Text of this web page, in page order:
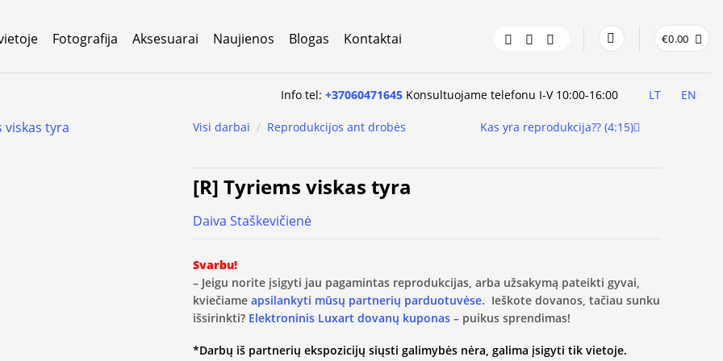
Fotografija Aksesuarai Naujienos Blogas Kontaktai €0.00
Info tel:+37060471645 Konsultuojame telefonu I-V 10:00-16:00 LT EN
Visi darbai / Reprodukcijos ant drobės Kas yra reprodukcija?? (4:15)
[R] Tyriems viskas tyra
Daiva Staškevičienė
Svarbu!
– Jeigu norite įsigyti jau pagamintas reprodukcijas, arba užsakymą pateikti gyvai,
kviečiame apsilankyti mūsų partnerių parduotuvėse. Ieškote dovanos, tačiau sunku
išsirinkti? Elektroninis Luxart dovanų kuponas – puikus sprendimas!
*Darbų iš partnerių ekspozicijų siųsti galimybės nėra, galima įsigyti tik vietoje.